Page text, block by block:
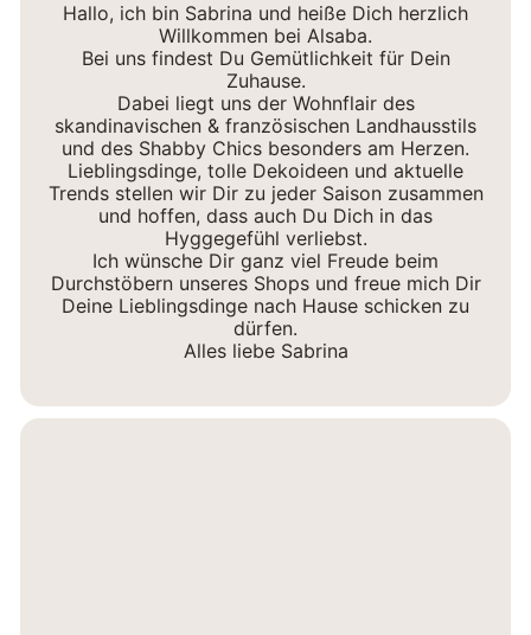
Hallo, ich bin Sabrina und heiße Dich herzlich
Willkommen bei Alsaba.
Bei uns findest Du Gemütlichkeit für Dein
Zuhause.
Dabei liegt uns der Wohnflair des
skandinavischen & französischen Landhausstils
und des Shabby Chics besonders am Herzen.
Lieblingsdinge, tolle Dekoideen und aktuelle
Trends stellen wir Dir zu jeder Saison zusammen
und hoffen, dass auch Du Dich in das
Hyggegefühl verliebst.
Ich wünsche Dir ganz viel Freude beim
Durchstöbern unseres Shops und freue mich Dir
Deine Lieblingsdinge nach Hause schicken zu
dürfen.
Alles liebe Sabrina